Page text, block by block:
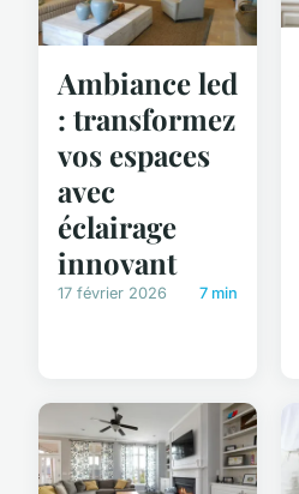
Ambiance led
: transformez
vos espaces
avec
éclairage
innovant
17 février 2026 7 min